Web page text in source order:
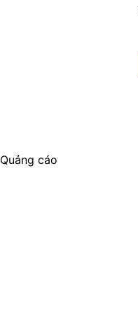
Quảng cáo